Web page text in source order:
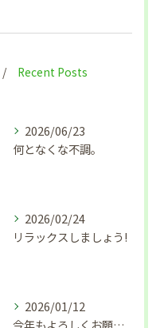
Recent Posts
2026/06/23
何となくな不調。
2026/02/24
リラックスしましょう!
2026/01/12
今年もよろしくお願い致します🙇